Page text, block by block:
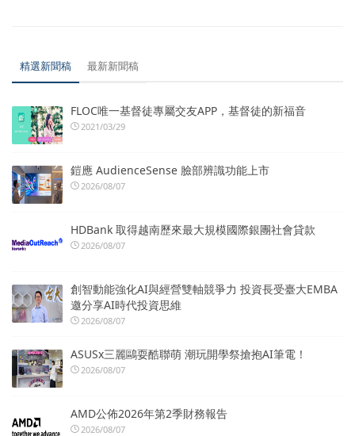
精選新聞稿 最新新聞稿
FLOC唯一基督徒專屬交友APP，基督徒的新福音
2021/03/29
鎧應 AudienceSense 臉部辨識功能上市
2026/08/07
HDBank 取得越南歷來最大規模國際銀團社會貸款
2026/08/07
創智動能強化AI與經營雙軸競爭力 投資長受臺大EMBA
邀分享AI時代投資思維
2026/08/07
ASUSx三麗鷗耍酷聯萌 潮玩開學祭搶抱AI筆電！
2026/08/07
AMD公佈2026年第2季財務報告
2026/08/07